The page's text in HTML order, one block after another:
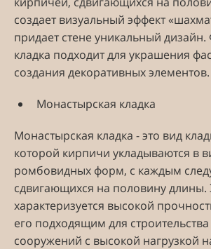
создает визуальный эффект
придает стене уникальный дизайн.
кладка подходит для украшения
создания декоративных элементов.
Монастырская кладка
Монастырская кладка - это вид
которой кирпичи укладываются в
ромбовидных форм, с каждым
сдвигающихся на половину длины.
характеризуется высокой
его подходящим для
сооружений с высокой нагрузкой